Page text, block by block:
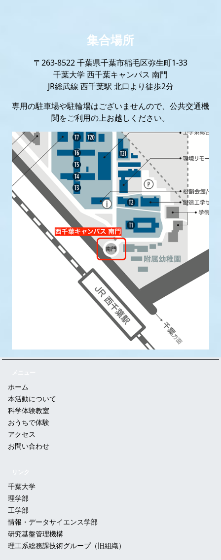
集合場所
〒263-8522 千葉県千葉市稲毛区弥生町1-33
千葉大学 西千葉キャンパス 南門
JR総武線 西千葉駅 北口より徒歩2分
専用の駐車場や駐輪場はございませんので、公共交通機
関をご利用の上お越しください。
ホーム
本活動について
科学体験教室
おうちで体験
アクセス
お問い合わせ
千葉大学
理学部
工学部
情報・データサイエンス学部
研究基盤管理機構
理工系総務課技術グループ（旧組織）